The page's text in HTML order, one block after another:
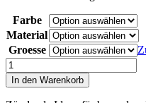
Farbe
Material
Groesse
Hochzeitskerze
Kreise
Menge
In den Warenkorb